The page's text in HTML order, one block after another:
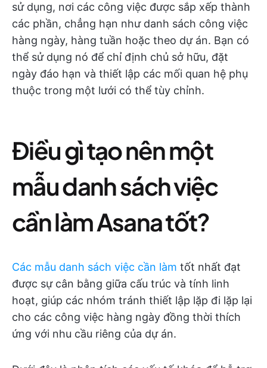
sử dụng, nơi các công việc được sắp xếp thành
các phần, chẳng hạn như danh sách công việc
hàng ngày, hàng tuần hoặc theo dự án. Bạn có
thể sử dụng nó để chỉ định chủ sở hữu, đặt
ngày đáo hạn và thiết lập các mối quan hệ phụ
thuộc trong một lưới có thể tùy chỉnh.
Điều gì tạo nên một
mẫu danh sách việc
cần làm Asana tốt?
Các mẫu danh sách việc cần làm tốt nhất đạt
được sự cân bằng giữa cấu trúc và tính linh
hoạt, giúp các nhóm tránh thiết lập lặp đi lặp lại
cho các công việc hàng ngày đồng thời thích
ứng với nhu cầu riêng của dự án.